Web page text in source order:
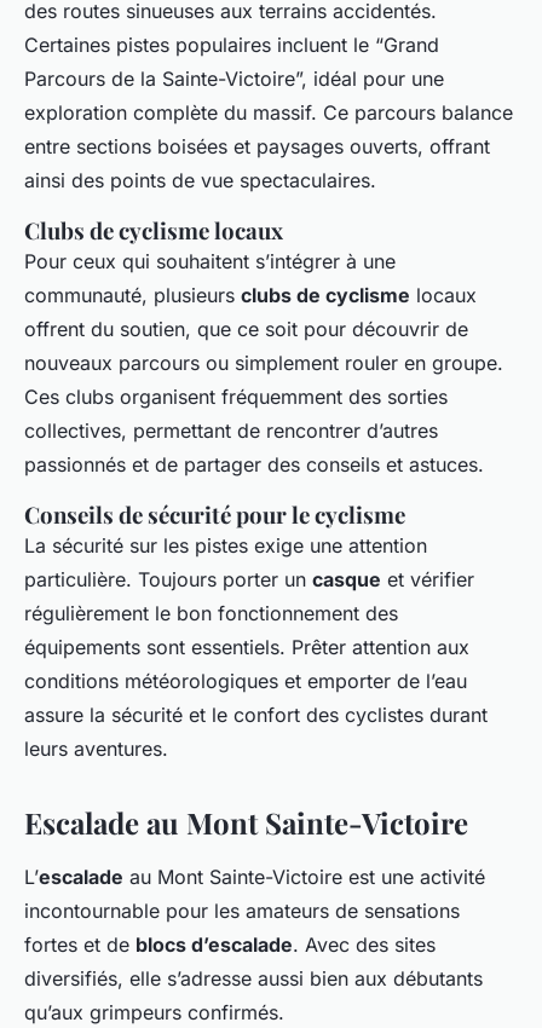
des routes sinueuses aux terrains accidentés.
Certaines pistes populaires incluent le “Grand
Parcours de la Sainte-Victoire”, idéal pour une
exploration complète du massif. Ce parcours balance
entre sections boisées et paysages ouverts, offrant
ainsi des points de vue spectaculaires.
Clubs de cyclisme locaux
Pour ceux qui souhaitent s’intégrer à une
communauté, plusieurs clubs de cyclisme locaux
offrent du soutien, que ce soit pour découvrir de
nouveaux parcours ou simplement rouler en groupe.
Ces clubs organisent fréquemment des sorties
collectives, permettant de rencontrer d’autres
passionnés et de partager des conseils et astuces.
Conseils de sécurité pour le cyclisme
La sécurité sur les pistes exige une attention
particulière. Toujours porter un casque et vérifier
régulièrement le bon fonctionnement des
équipements sont essentiels. Prêter attention aux
conditions météorologiques et emporter de l’eau
assure la sécurité et le confort des cyclistes durant
leurs aventures.
Escalade au Mont Sainte-Victoire
L’escalade au Mont Sainte-Victoire est une activité
incontournable pour les amateurs de sensations
fortes et de blocs d’escalade. Avec des sites
diversifiés, elle s’adresse aussi bien aux débutants
qu’aux grimpeurs confirmés.